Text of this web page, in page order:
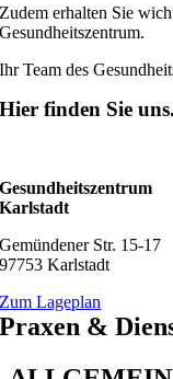
Zudem erhalten Sie
Gesundheitszentrum.
Ihr Team des
Hier finden Sie uns.
Gesundheitszentrum
Karlstadt
Gemündener Str. 15-17
97753 Karlstadt
Zum Lageplan
Praxen &